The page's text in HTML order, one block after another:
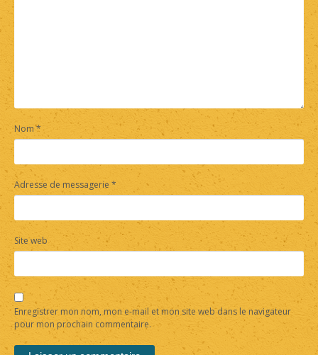
Nom*
Adresse de messagerie *
Site web
Enregistrer mon nom, mon e-mail et mon site web dans le navigateur
pour mon prochain commentaire.